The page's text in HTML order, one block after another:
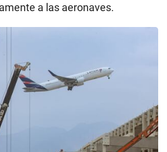
a las aeronaves.